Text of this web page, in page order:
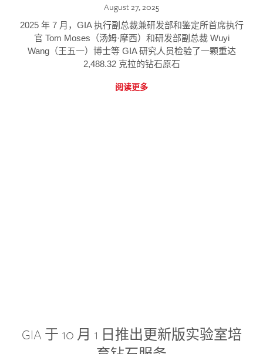
August 27, 2025
2025 年 7 月，GIA 执行副总裁兼研发部和鉴定所首席执行
官 Tom Moses（汤姆·摩西）和研发部副总裁 Wuyi
Wang（王五一）博士等 GIA 研究人员检验了一颗重达
2,488.32 克拉的钻石原石
阅读更多
GIA 于 10 月 1 日推出更新版实验室培